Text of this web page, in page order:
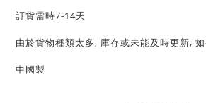
訂貨需時7-14天
由於貨物種類太多, 庫存或未能及時更新,
中國製